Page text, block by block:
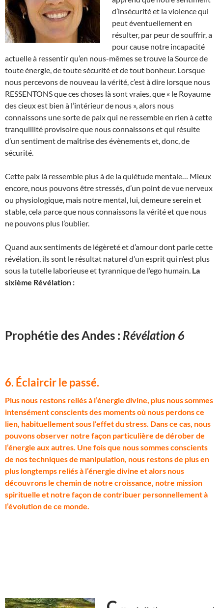
d’insécurité et la violence qui
peut éventuellement en
résulter, par peur de souffrir, a
pour cause notre incapacité
actuelle à ressentir qu’en nous-mêmes se trouve la Source de
toute énergie, de toute sécurité et de tout bonheur. Lorsque
nous percevons de nouveau la vérité, c’est à dire lorsque nous
RESSENTONS que ces choses là sont vraies, que « le Royaume
des cieux est bien à l’intérieur de nous », alors nous
connaissons une sorte de paix qui ne ressemble en rien à cette
tranquillité provisoire que nous connaissons et qui résulte
d’un sentiment de maîtrise des évènements et, donc, de
sécurité.
Cette paix là ressemble plus à de la quiétude mentale… Mieux
encore, nous pouvons être stressés, d’un point de vue nerveux
ou physiologique, mais notre mental, lui, demeure serein et
stable, cela parce que nous connaissons la vérité et que nous
ne pouvons plus l’oublier.
Quand aux sentiments de légèreté et d’amour dont parle cette
révélation, ils sont le résultat naturel d’un esprit qui n’est plus
sous la tutelle laborieuse et tyrannique de l’ego humain. La
sixième Révélation :
Prophétie des Andes : Révélation 6
6. Éclaircir le passé.
Plus nous restons reliés à l’énergie divine, plus nous sommes
intensément conscients des moments où nous perdons ce
lien, habituellement sous l’effet du stress. Dans ce cas, nous
pouvons observer notre façon particulière de dérober de
l’énergie aux autres. Une fois que nous sommes conscients
de nos techniques de manipulation, nous restons de plus en
plus longtemps reliés à l’énergie divine et alors nous
découvrons le chemin de notre croissance, notre mission
spirituelle et notre façon de contribuer personnellement à
l’évolution de ce monde.